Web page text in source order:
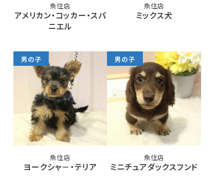
魚住店
アメリカン・コッカー・スパ
ニエル
魚住店
ミックス犬
男の子
魚住店
ヨークシャ－・テリア
男の子
魚住店
ミニチュアダックスフンド